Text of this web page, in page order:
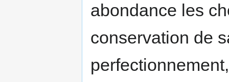
abondance les
conservation de